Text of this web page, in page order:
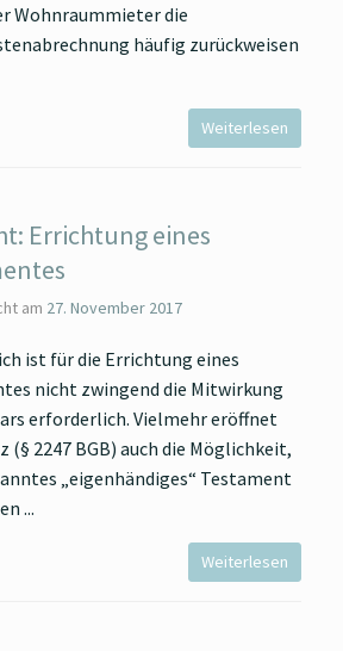
Wohnraummieter die
häufig zurückweisen
Weiterlesen
Errichtung eines
am 27. November 2017
ist für die Errichtung eines
nicht zwingend die Mitwirkung
erforderlich. Vielmehr eröffnet
(§ 2247 BGB) auch die Möglichkeit,
„eigenhändiges“ Testament
Weiterlesen